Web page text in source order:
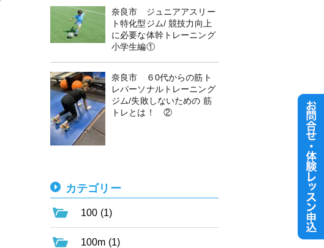
奈良市 ジュニアアスリー
ト特化型ジム/ 競技力向上
に必要な体幹トレーニング
小学生編①
奈良市 ６0代からの筋ト
レパーソナルトレーニング
ジム/失敗しないための 筋
トレとは！ ②
カテゴリー
100 (1)
100m (1)